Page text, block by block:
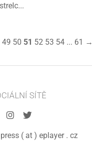
49 50 51 52 53 54 ... 61 →
SÍTĚ
press ( at ) eplayer . cz